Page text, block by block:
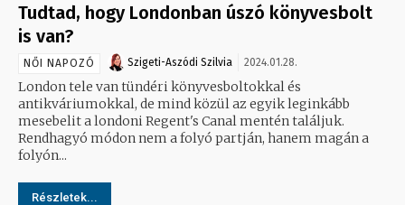
Tudtad, hogy Londonban úszó könyvesbolt
is van?
NŐI NAPOZÓ Szigeti-Aszódi Szilvia 2024.01.28.
London tele van tündéri könyvesboltokkal és
antikváriumokkal, de mind közül az egyik leginkább
mesebelit a londoni Regent's Canal mentén találjuk.
Rendhagyó módon nem a folyó partján, hanem magán a
folyón...
Részletek...